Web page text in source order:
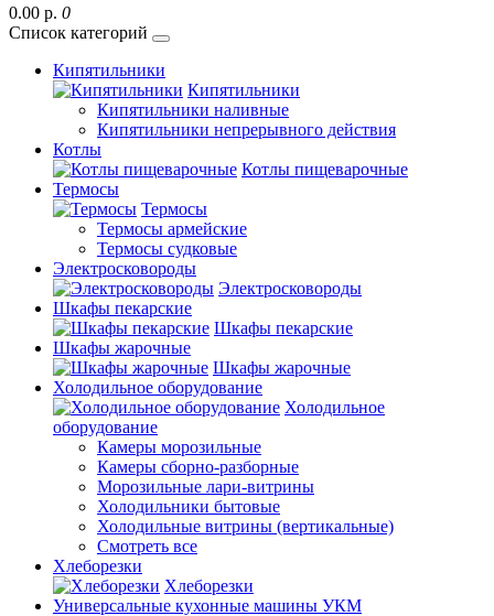
0.00 р. 0
Список категорий
Кипятильники
Кипятильники
Кипятильники наливные
Кипятильники непрерывного действия
Котлы
Котлы пищеварочные
Термосы
Термосы
Термосы армейские
Термосы судковые
Электросковороды
Электросковороды
Шкафы пекарские
Шкафы пекарские
Шкафы жарочные
Шкафы жарочные
Холодильное оборудование
Холодильное
оборудование
Камеры морозильные
Камеры сборно-разборные
Морозильные лари-витрины
Холодильники бытовые
Холодильные витрины (вертикальные)
Смотреть все
Хлеборезки
Хлеборезки
Универсальные кухонные машины УКМ